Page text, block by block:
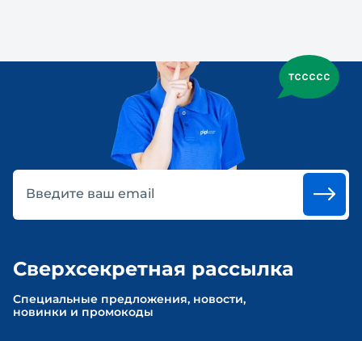
Введите ваш email
Сверхсекретная рассылка
Cпециальные предложения, новости,
новинки и промокоды